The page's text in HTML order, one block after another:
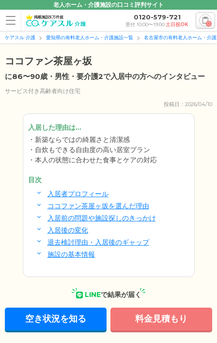
老人ホーム・介護施設の口コミ評判サイト
掲載施設5万件超 0120-579-721
受付 10:00〜19:00土日祝OK 0
ケアスル 介護 愛知県の有料老人ホーム・介護施設一覧 名古屋市の有料老人ホーム・介
ココファン茶屋ヶ坂
に86〜90歳・男性・要介護2で入居中の方へのインタビュー
サービス付き高齢者向け住宅
投稿日：2026/04/10
入居した理由は...
新築ならではの綺麗さと清潔感
自炊もできる自由度の高い居室プラン
本人の状態に合わせた食事とケアの対応
目次
入居者プロフィール
ココファン茶屋ヶ坂を選んだ理由
入居前の問題や施設探しのきっかけ
入居後の変化
退去検討理由・入居後のギャップ
施設の基本情報
LINEで結果が届く
空き状況を知る 料金見積もり